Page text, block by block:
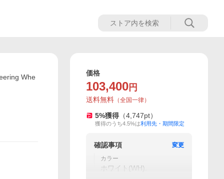
Whe
価格
103,400 円
送料無料 （全国一律）
5%獲得 （4,747pt）
獲得のうち4.5%は利用先・期間限定
確認事項
変更
カラー
ホワイト(WH).